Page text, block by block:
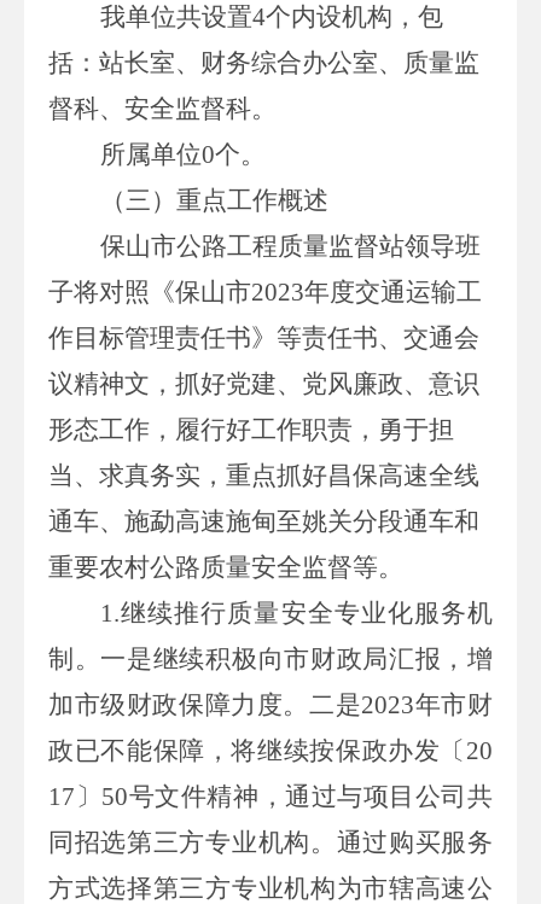
我单位共设置4个内设机构，包
括：站长室、财务综合办公室、质量监
督科、安全监督科。
所属单位0个。
（三）重点工作概述
保山市公路工程质量监督站领导班
子将对照《保山市2023年度交通运输工
作目标管理责任书》等责任书、交通会
议精神文，抓好党建、党风廉政、意识
形态工作，履行好工作职责，勇于担
当、求真务实，重点抓好昌保高速全线
通车、施勐高速施甸至姚关分段通车和
重要农村公路质量安全监督等。
1.继续推行质量安全专业化服务机
制。一是继续积极向市财政局汇报，增
加市级财政保障力度。二是2023年市财
政已不能保障，将继续按保政办发 〔 20
17〕50号文件精神，通过与项目公司共
同招选第三方专业机构。通过购买服务
方式选择第三方专业机构为市辖高速公